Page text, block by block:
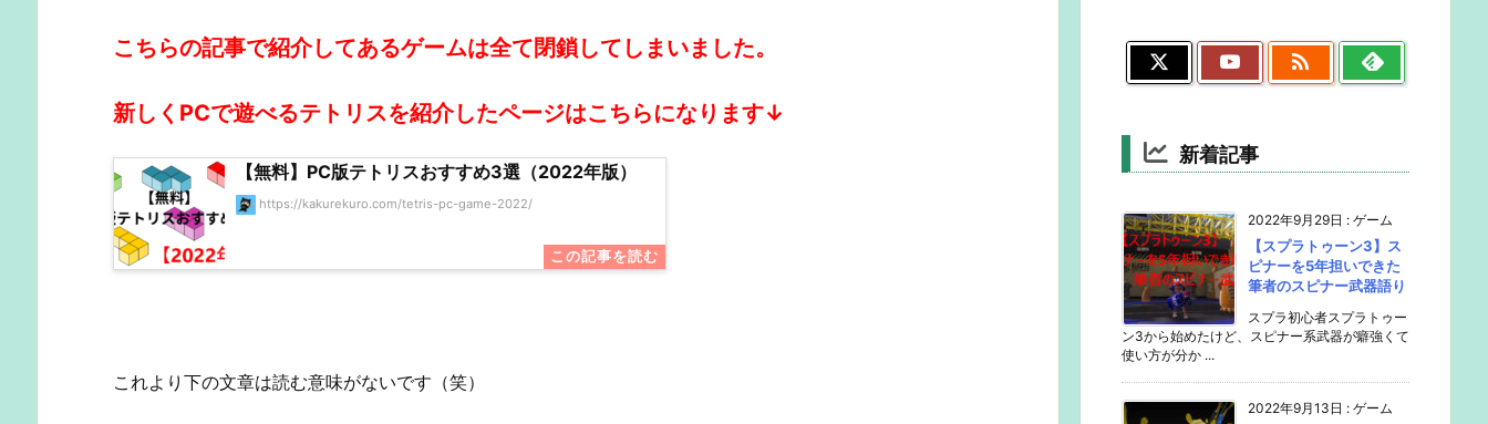
こちらの記事で紹介してあるゲームは全て閉鎖してしまいました。
新しくPCで遊べるテトリスを紹介したページはこちらになります↓
【無料】PC版テトリスおすすめ3選（2022年版）
https://kakurekuro.com/tetris-pc-game-2022/
これより下の文章は読む意味がないです（笑）

新着記事
2022年9月29日 : ゲーム
【スプラトゥーン3】ス
ピナーを5年担いできた
筆者のスピナー武器語り
スプラ初心者スプラトゥー
ン3から始めたけど、スピナー系武器が癖強くて
使い方が分か ...
2022年9月13日 : ゲーム